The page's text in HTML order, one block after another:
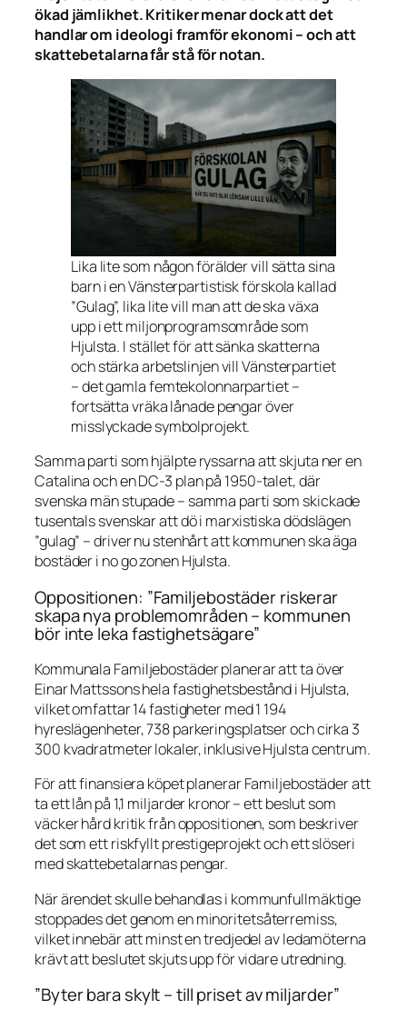
ökad jämlikhet. Kritiker menar dock att det
handlar om ideologi framför ekonomi – och att
skattebetalarna får stå för notan.
Lika lite som någon förälder vill sätta sina
barn i en Vänsterpartistisk förskola kallad
”Gulag”, lika lite vill man att de ska växa
upp i ett miljonprogramsområde som
Hjulsta. I stället för att sänka skatterna
och stärka arbetslinjen vill Vänsterpartiet
– det gamla femtekolonnarpartiet –
fortsätta vräka lånade pengar över
misslyckade symbolprojekt.
Samma parti som hjälpte ryssarna att skjuta ner en
Catalina och en DC-3 plan på 1950-talet, där
svenska män stupade – samma parti som skickade
tusentals svenskar att dö i marxistiska dödslägen
”gulag” – driver nu stenhårt att kommunen ska äga
bostäder i no go zonen Hjulsta.
Oppositionen: ”Familjebostäder riskerar
skapa nya problemområden – kommunen
bör inte leka fastighetsägare”
Kommunala Familjebostäder planerar att ta över
Einar Mattssons hela fastighetsbestånd i Hjulsta,
vilket omfattar 14 fastigheter med 1 194
hyreslägenheter, 738 parkeringsplatser och cirka 3
300 kvadratmeter lokaler, inklusive Hjulsta centrum.
För att finansiera köpet planerar Familjebostäder att
ta ett lån på 1,1 miljarder kronor – ett beslut som
väcker hård kritik från oppositionen, som beskriver
det som ett riskfyllt prestigeprojekt och ett slöseri
med skattebetalarnas pengar.
När ärendet skulle behandlas i kommunfullmäktige
stoppades det genom en minoritetsåterremiss,
vilket innebär att minst en tredjedel av ledamöterna
krävt att beslutet skjuts upp för vidare utredning.
”Byter bara skylt – till priset av miljarder”